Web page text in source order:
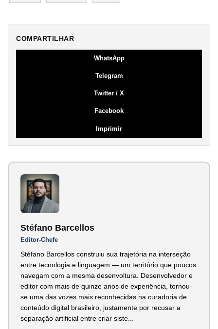
COMPARTILHAR
WhatsApp
Telegram
Twitter / X
Facebook
Imprimir
Stéfano Barcellos
Editor-Chefe
Stéfano Barcellos construiu sua trajetória na interseção
entre tecnologia e linguagem — um território que poucos
navegam com a mesma desenvoltura. Desenvolvedor e
editor com mais de quinze anos de experiência, tornou-
se uma das vozes mais reconhecidas na curadoria de
conteúdo digital brasileiro, justamente por recusar a
separação artificial entre criar siste...